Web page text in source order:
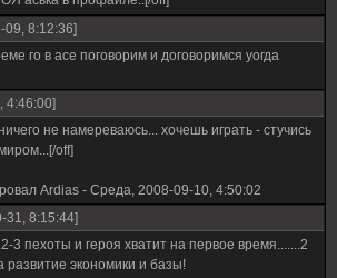
09, 8:12:36]
го в асе поговорим и договоримся уогда
4:46:00]
не намереваюсь... хочешь играть - стучись
off]
Ardias - Среда, 2008-09-10, 4:50:02
31, 8:15:44]
3 пехоты и героя хватит на первое время.......2
развитие экономики и базы!